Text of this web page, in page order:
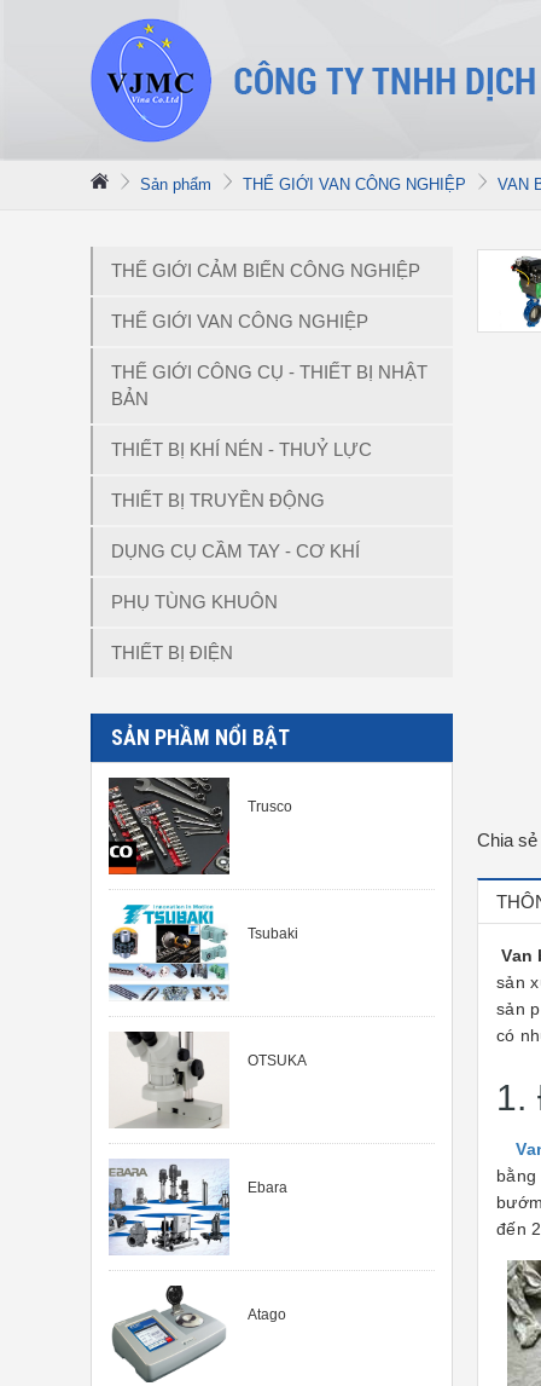
Sản phẩm THẾ GIỚI VAN CÔNG NGHIỆP VAN
THẾ GIỚI CẢM BIẾN CÔNG NGHIỆP
THẾ GIỚI VAN CÔNG NGHIỆP
THẾ GIỚI CÔNG CỤ - THIẾT BỊ NHẬT
BẢN
THIẾT BỊ KHÍ NÉN - THUỶ LỰC
THIẾT BỊ TRUYỀN ĐỘNG
DỤNG CỤ CẦM TAY - CƠ KHÍ
PHỤ TÙNG KHUÔN
THIẾT BỊ ĐIỆN
SẢN PHẦM NỔI BẬT
Trusco
Tsubaki
OTSUKA
Ebara
Atago
Chia
Van
sản
sản
có
1.
đến